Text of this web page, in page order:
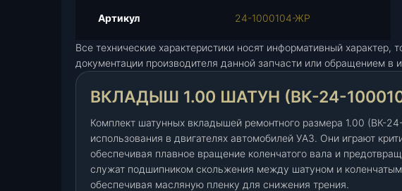
д
ы
0
0
ш
а
Артикул 24-1000104-ЖР
Все технические характеристики носят информативный характер,
документации производителя данной запчасти или обращением в
ВКЛАДЫШ 1.00 ШАТУН (ВК-24-
Комплект шатунных вкладышей ремонтного размера 1.00 (ВК-
использования в двигателях автомобилей УАЗ. Они играют
обеспечивая плавное вращение коленчатого вала и
служат подшипником скольжения между шатуном и
обеспечивая масляную пленку для снижения трения.